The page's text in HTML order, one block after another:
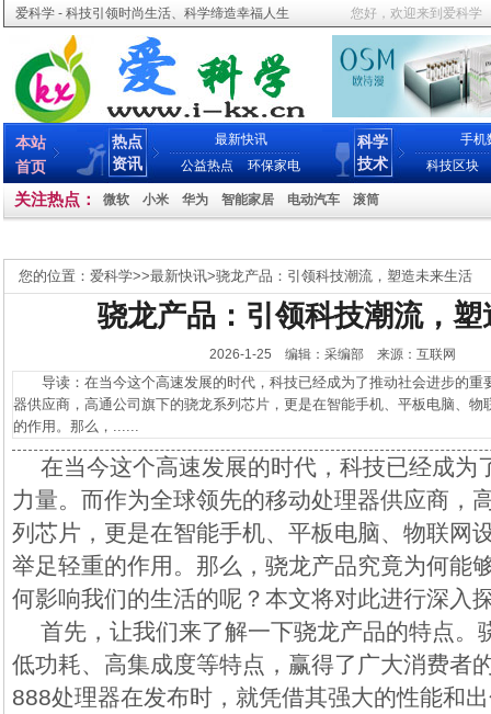
爱科学 - 科技引领时尚生活、科学缔造幸福人生 您好，欢迎来到爱科学
本站
首页
热点
资讯
最新快讯
公益热点
环保家电
科学
技术
手机
科技区块
关注热点： 微软 小米 华为 智能家居 电动汽车 滚筒
您的位置： 爱科学>>最新快讯>骁龙产品：引领科技潮流，塑造未来生活
骁龙产品：引领科技潮流，
2026-1-25 编辑：采编部 来源：互联网
导读：在当今这个高速发展的时代，科技已经成为了推动社会进步的重
器供应商，高通公司旗下的骁龙系列芯片，更是在智能手机、平板电脑、
的作用。那么，......
在当今这个高速发展的时代，科技已经成为
力量。而作为全球领先的移动处理器供应商，
列芯片，更是在智能手机、平板电脑、物联网
举足轻重的作用。那么，骁龙产品究竟为何能
何影响我们的生活的呢？本文将对此进行深入
首先，让我们来了解一下骁龙产品的特点。
低功耗、高集成度等特点，赢得了广大消费者
888处理器在发布时，就凭借其强大的性能和